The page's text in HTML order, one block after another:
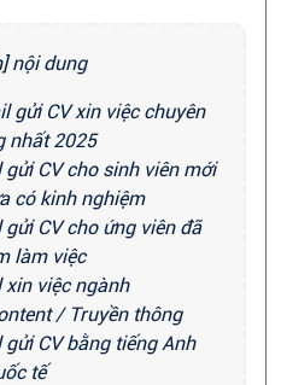
nội dung
gửi CV xin việc chuyên
nhất 2025
gửi CV cho sinh viên mới
có kinh nghiệm
gửi CV cho ứng viên đã
làm việc
xin việc ngành
/ Truyền thông
gửi CV bằng tiếng Anh
tế